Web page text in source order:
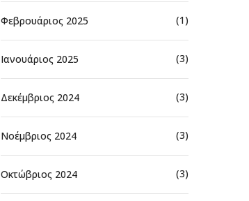
Φεβρουάριος 2025 (1)
Ιανουάριος 2025 (3)
Δεκέμβριος 2024 (3)
Νοέμβριος 2024 (3)
Οκτώβριος 2024 (3)